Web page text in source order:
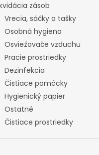
zásob
Vrecia, sáčky a tašky
Osobná hygiena
Osviežovače vzduchu
Pracie prostriedky
Dezinfekcia
Čistiace pomôcky
Hygienický papier
Ostatné
Čistiace prostriedky